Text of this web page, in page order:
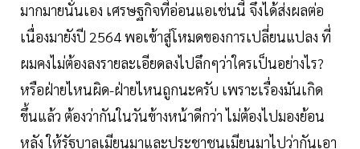
มากมายนั่นเอง เศรษฐกิจที่อ่อนแอเช่นนี้ จึงได้ส่งผลต่อ
เนื่องมายังปี 2564 พอเข้าสู่โหมดของการเปลี่ยนแปลง ที่
ผมคงไม่ต้องลงรายละเอียดลงไปลึกๆว่าใครเป็นอย่างไร?
หรือฝ่ายไหนผิด-ฝ่ายไหนถูกนะครับ เพราะเรื่องมันเกิด
ขึ้นแล้ว ต้องว่ากันในวันข้างหน้าดีกว่า ไม่ต้องไปมองย้อน
หลัง ให้รัฐบาลเมียนมาและประชาชนเมียนมาไปว่ากันเอา